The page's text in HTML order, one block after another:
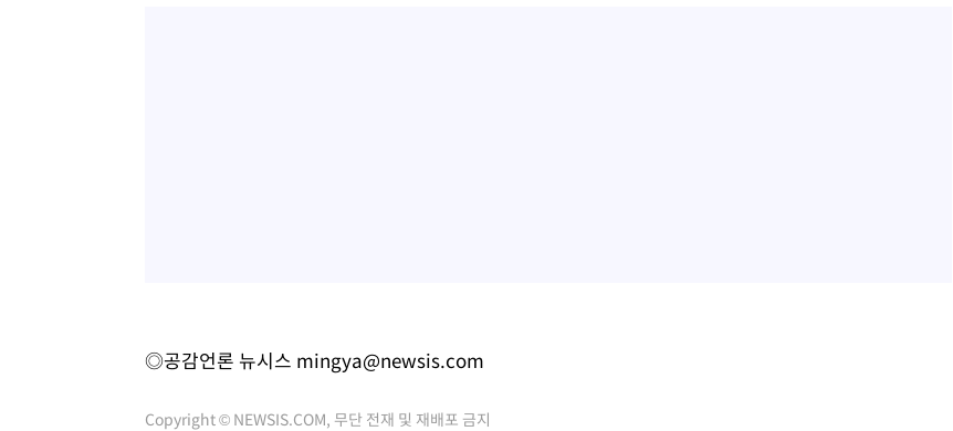
◎공감언론 뉴시스 mingya@newsis.com
Copyright © NEWSIS.COM, 무단 전재 및 재배포 금지